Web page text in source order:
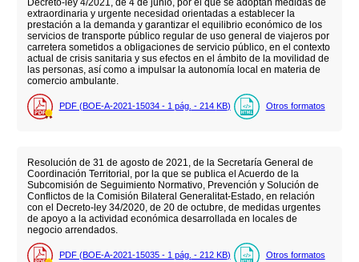
extraordinaria y urgente necesidad orientadas a establecer la
prestación a la demanda y garantizar el equilibrio económico de los
servicios de transporte público regular de uso general de viajeros por
carretera sometidos a obligaciones de servicio público, en el contexto
actual de crisis sanitaria y sus efectos en el ámbito de la movilidad de
las personas, así como a impulsar la autonomía local en materia de
comercio ambulante.
PDF (BOE-A-2021-15034 - 1 pág. - 214 KB) Otros formatos
Resolución de 31 de agosto de 2021, de la Secretaría General de
Coordinación Territorial, por la que se publica el Acuerdo de la
Subcomisión de Seguimiento Normativo, Prevención y Solución de
Conflictos de la Comisión Bilateral Generalitat-Estado, en relación
con el Decreto-ley 34/2020, de 20 de octubre, de medidas urgentes
de apoyo a la actividad económica desarrollada en locales de
negocio arrendados.
PDF (BOE-A-2021-15035 - 1 pág. - 212 KB) Otros formatos